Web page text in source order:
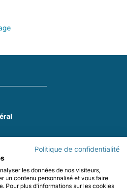
Politique de confidentialité
les données de nos visiteurs,
un contenu personnalisé et vous faire
Pour plus d'informations sur les cookies